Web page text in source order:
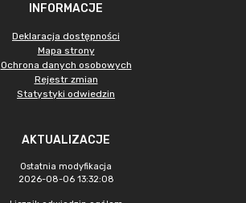
INFORMACJE
Deklaracja dostępności
Mapa strony
Ochrona danych osobowych
Rejestr zmian
Statystyki odwiedzin
AKTUALIZACJE
Ostatnia modyfikacja
2026-08-06 13:32:08